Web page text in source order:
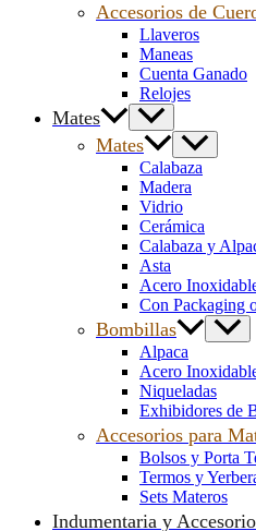
Accesorios de
Llaveros
Maneas
Cuenta Ganado
Relojes
Mates
Mates
Calabaza
Madera
Vidrio
Cerámica
Calabaza y
Asta
Acero
Con Packaging
Bombillas
Alpaca
Acero
Niqueladas
Exhibidores de
Accesorios para
Bolsos y Porta
Termos y
Sets Materos
Indumentaria y